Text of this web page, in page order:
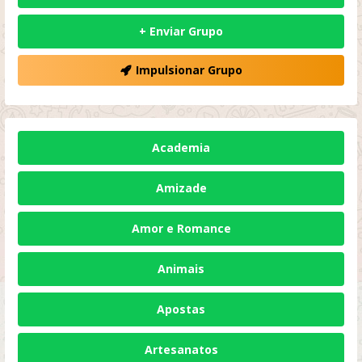
+ Enviar Grupo
Impulsionar Grupo
Academia
Amizade
Amor e Romance
Animais
Apostas
Artesanatos